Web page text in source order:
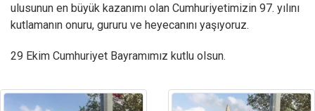
ulusunun en büyük kazanımı olan Cumhuriyetimizin 97. yılını
kutlamanın onuru, gururu ve heyecanını yaşıyoruz.
29 Ekim Cumhuriyet Bayramımız kutlu olsun.